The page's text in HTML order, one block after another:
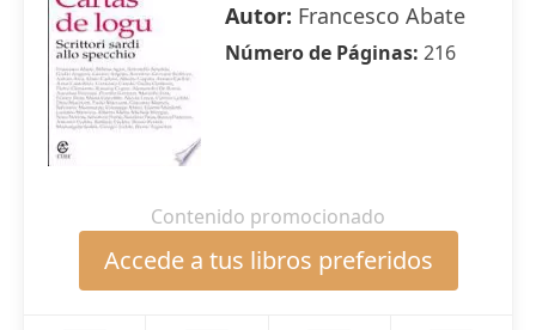
Autor: Francesco Abate
Número de Páginas: 216
Contenido promocionado
Accede a tus libros preferidos